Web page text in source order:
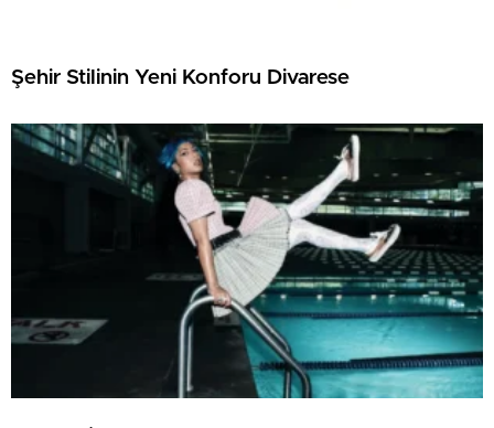
Şehir Stilinin Yeni Konforu Divarese